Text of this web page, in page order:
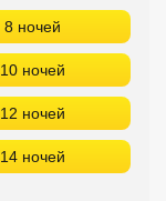
8 ночей
10 ночей
12 ночей
14 ночей